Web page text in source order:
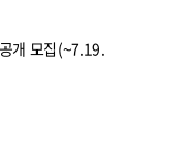
개 모집(~7.19.